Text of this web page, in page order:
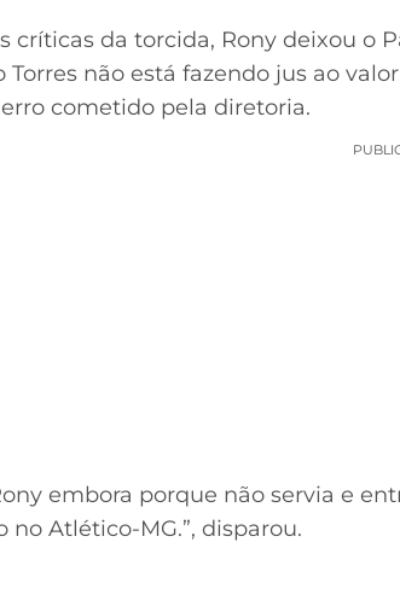
críticas da torcida, Rony deixou o
Torres não está fazendo jus ao
cometido pela diretoria.
embora porque não servia e
no Atlético-MG.”, disparou.